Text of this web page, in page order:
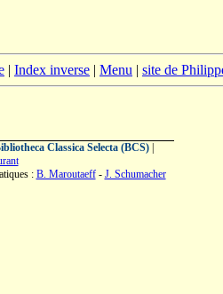
| Index inverse | Menu | site de
Classica Selecta (BCS)|
: B. Maroutaeff- J. Schumacher